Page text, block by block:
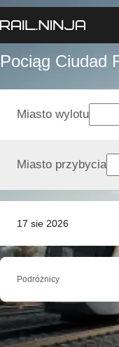
Pociąg Ciudad
17 sie 2026
Miasto wylotu
Miasto przybycia
Podróżnicy